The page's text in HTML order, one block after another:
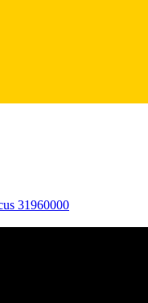
31960000